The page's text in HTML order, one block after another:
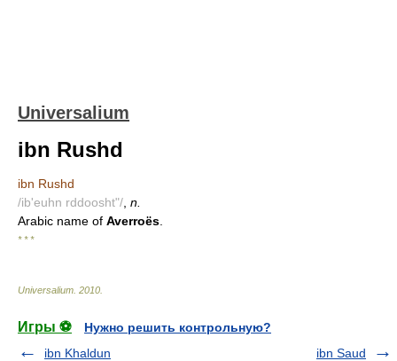
Universalium
ibn Rushd
ibn Rushd
/ib'euhn rddoosht"/ n.
Arabic name of Averroës
* * *
Universalium 2010
Игры ⚽
Нужно решить контрольную?
ibn Khaldun
ibn Saud